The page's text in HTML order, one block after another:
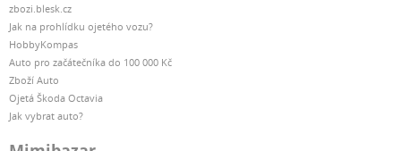
zbozi.blesk.cz
Jak na prohlídku ojetého vozu?
HobbyKompas
Auto pro začátečníka do 100 000 Kč
Zboží Auto
Ojetá Škoda Octavia
Jak vybrat auto?